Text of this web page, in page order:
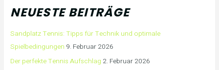
NEUESTE BEITRÄGE
Sandplatz Tennis: Tipps für Technik und optimale
Spielbedingungen 9. Februar 2026
Der perfekte Tennis Aufschlag 2. Februar 2026